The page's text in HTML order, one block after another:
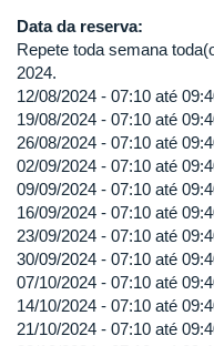
Data da reserva:
Repete toda semana
2024.
12/08/2024 - 07:10 até
19/08/2024 - 07:10 até
26/08/2024 - 07:10 até
02/09/2024 - 07:10 até
09/09/2024 - 07:10 até
16/09/2024 - 07:10 até
23/09/2024 - 07:10 até
30/09/2024 - 07:10 até
07/10/2024 - 07:10 até
14/10/2024 - 07:10 até
21/10/2024 - 07:10 até